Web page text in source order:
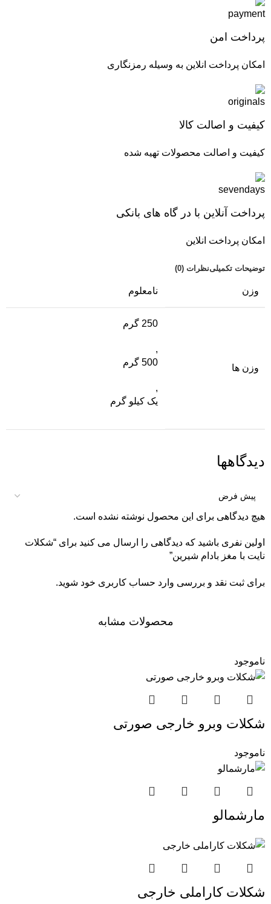
پرداخت امن
امکان پرداخت انلاین به وسیله رمزنگاری
کیفیت و اصالت کالا
کیفیت و اصالت محصولات تهیه شده
پرداخت آنلاین با در گاه های بانکی
امکان پرداخت انلاین
توضیحات تکمیلینظرات (0)
وزن نامعلوم
وزن ها
250 گرم
,
500 گرم
,
یک کیلو گرم
دیدگاهها
هیچ دیدگاهی برای این محصول نوشته نشده است.
اولین نفری باشید که دیدگاهی را ارسال می کنید برای “شکلات
نایت با مغز بادام شیرین”
برای ثبت نقد و بررسی وارد حساب کاربری خود شوید.
محصولات مشابه
ناموجود
شکلات وبرو خارجی صورتی
ناموجود
مارشمالو
شکلات کاراملی خارجی